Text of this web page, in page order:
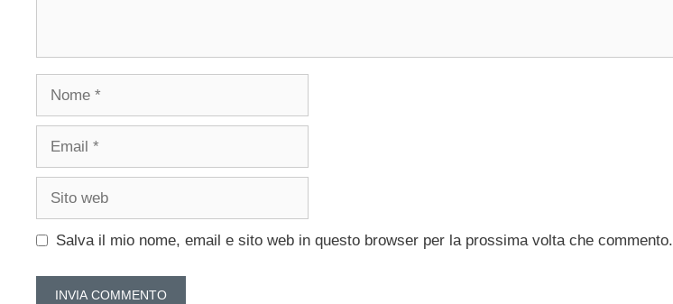
Nome
Email
Sito
Salva il mio nome, email e sito web in questo browser per la prossima volta che commento.